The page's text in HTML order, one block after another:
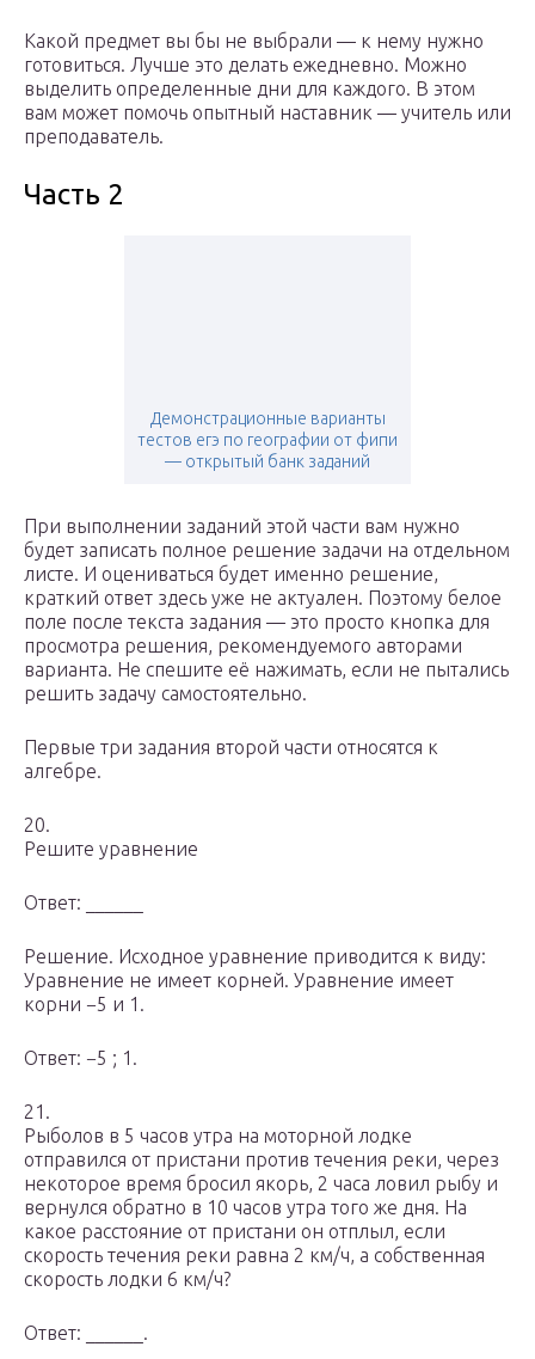
Какой предмет вы бы не выбрали — к нему нужно
готовиться. Лучше это делать ежедневно. Можно
выделить определенные дни для каждого. В этом
вам может помочь опытный наставник — учитель или
преподаватель.
Часть 2
Демонстрационные варианты
тестов егэ по географии от фипи
— открытый банк заданий
При выполнении заданий этой части вам нужно
будет записать полное решение задачи на отдельном
листе. И оцениваться будет именно решение,
краткий ответ здесь уже не актуален. Поэтому белое
поле после текста задания — это просто кнопка для
просмотра решения, рекомендуемого авторами
варианта. Не спешите её нажимать, если не пытались
решить задачу самостоятельно.
Первые три задания второй части относятся к
алгебре.
20.
Решите уравнение
Ответ: ______
Решение. Исходное уравнение приводится к виду:
Уравнение не имеет корней. Уравнение имеет
корни −5 и 1.
Ответ: −5 ; 1.
21.
Рыболов в 5 часов утра на моторной лодке
отправился от пристани против течения реки, через
некоторое время бросил якорь, 2 часа ловил рыбу и
вернулся обратно в 10 часов утра того же дня. На
какое расстояние от пристани он отплыл, если
скорость течения реки равна 2 км/ч, а собственная
скорость лодки 6 км/ч?
Ответ: ______.